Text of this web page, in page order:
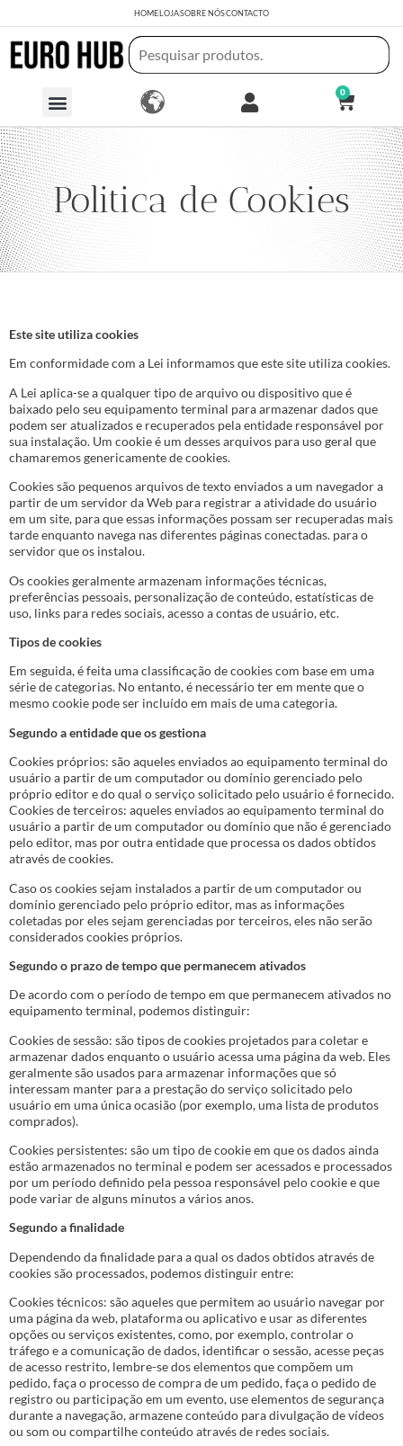
HOMELOJASOBRE NÓSCONTACTO
0
Politica de Cookies
Este site utiliza cookies
Em conformidade com a Lei informamos que este site utiliza cookies.
A Lei aplica-se a qualquer tipo de arquivo ou dispositivo que é
baixado pelo seu equipamento terminal para armazenar dados que
podem ser atualizados e recuperados pela entidade responsável por
sua instalação. Um cookie é um desses arquivos para uso geral que
chamaremos genericamente de cookies.
Cookies são pequenos arquivos de texto enviados a um navegador a
partir de um servidor da Web para registrar a atividade do usuário
em um site, para que essas informações possam ser recuperadas mais
tarde enquanto navega nas diferentes páginas conectadas. para o
servidor que os instalou.
Os cookies geralmente armazenam informações técnicas,
preferências pessoais, personalização de conteúdo, estatísticas de
uso, links para redes sociais, acesso a contas de usuário, etc.
Tipos de cookies
Em seguida, é feita uma classificação de cookies com base em uma
série de categorias. No entanto, é necessário ter em mente que o
mesmo cookie pode ser incluído em mais de uma categoria.
Segundo a entidade que os gestiona
Cookies próprios: são aqueles enviados ao equipamento terminal do
usuário a partir de um computador ou domínio gerenciado pelo
próprio editor e do qual o serviço solicitado pelo usuário é fornecido.
Cookies de terceiros: aqueles enviados ao equipamento terminal do
usuário a partir de um computador ou domínio que não é gerenciado
pelo editor, mas por outra entidade que processa os dados obtidos
através de cookies.
Caso os cookies sejam instalados a partir de um computador ou
domínio gerenciado pelo próprio editor, mas as informações
coletadas por eles sejam gerenciadas por terceiros, eles não serão
considerados cookies próprios.
Segundo o prazo de tempo que permanecem ativados
De acordo com o período de tempo em que permanecem ativados no
equipamento terminal, podemos distinguir:
Cookies de sessão: são tipos de cookies projetados para coletar e
armazenar dados enquanto o usuário acessa uma página da web. Eles
geralmente são usados para armazenar informações que só
interessam manter para a prestação do serviço solicitado pelo
usuário em uma única ocasião (por exemplo, uma lista de produtos
comprados).
Cookies persistentes: são um tipo de cookie em que os dados ainda
estão armazenados no terminal e podem ser acessados e processados
por um período definido pela pessoa responsável pelo cookie e que
pode variar de alguns minutos a vários anos.
Segundo a finalidade
Dependendo da finalidade para a qual os dados obtidos através de
cookies são processados, podemos distinguir entre:
Cookies técnicos: são aqueles que permitem ao usuário navegar por
uma página da web, plataforma ou aplicativo e usar as diferentes
opções ou serviços existentes, como, por exemplo, controlar o
tráfego e a comunicação de dados, identificar o sessão, acesse peças
de acesso restrito, lembre-se dos elementos que compõem um
pedido, faça o processo de compra de um pedido, faça o pedido de
registro ou participação em um evento, use elementos de segurança
durante a navegação, armazene conteúdo para divulgação de vídeos
ou som ou compartilhe conteúdo através de redes sociais.